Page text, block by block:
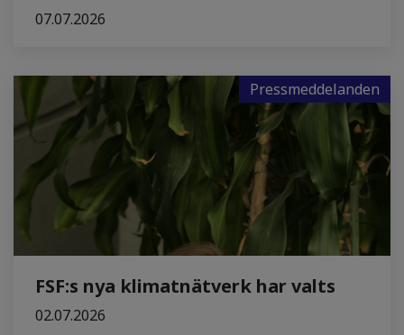
07.07.2026
Pressmeddelanden
FSF:s nya klimatnätverk har valts
02.07.2026